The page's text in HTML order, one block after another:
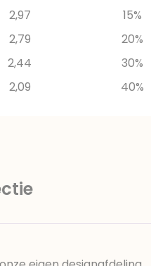
2,97
15%
2,79
20%
2,44
30%
2,09 40%